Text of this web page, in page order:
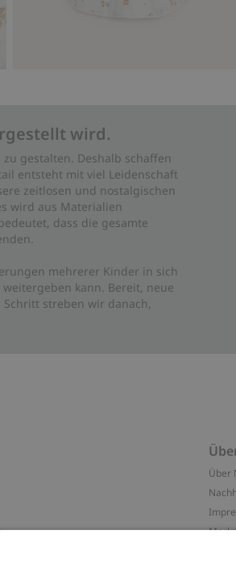
wird.
gestalten. Deshalb schaffen
entsteht mit viel Leidenschaft
zeitlosen und nostalgischen
wird aus Materialien
dass die gesamte
mehrerer Kinder in sich
kann. Bereit, neue
streben wir danach,
Über